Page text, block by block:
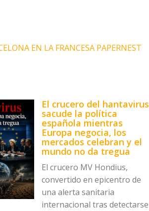
EN LA FRANCESA PAPERNEST
El crucero del hantavirus
sacude la política
española mientras
Europa negocia, los
mercados celebran y el
mundo no da tregua
El crucero MV Hondius,
convertido en epicentro de
una alerta sanitaria
internacional tras detectarse